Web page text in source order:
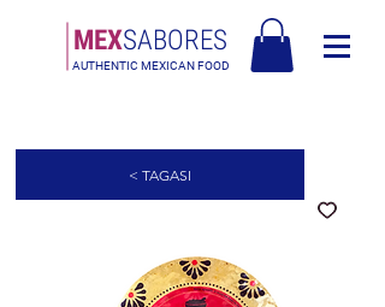
MEXSABORES
AUTHENTIC MEXICAN FOOD
< TAGASI